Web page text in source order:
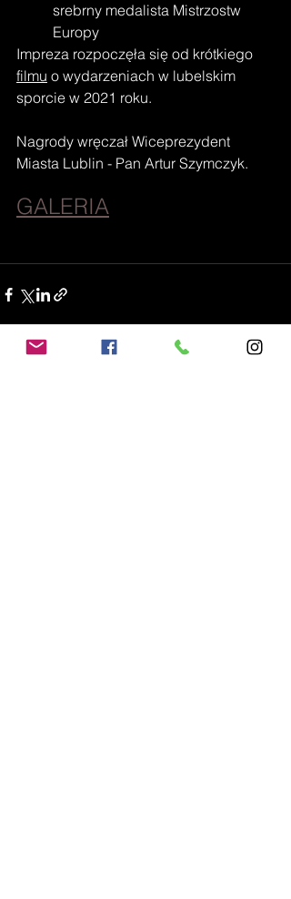
srebrny medalista Mistrzostw
Europy
Impreza rozpoczęła się od krótkiego
filmu o wydarzeniach w lubelskim
sporcie w 2021 roku.
Nagrody wręczał Wiceprezydent
Miasta Lublin - Pan Artur Szymczyk.
GALERIA